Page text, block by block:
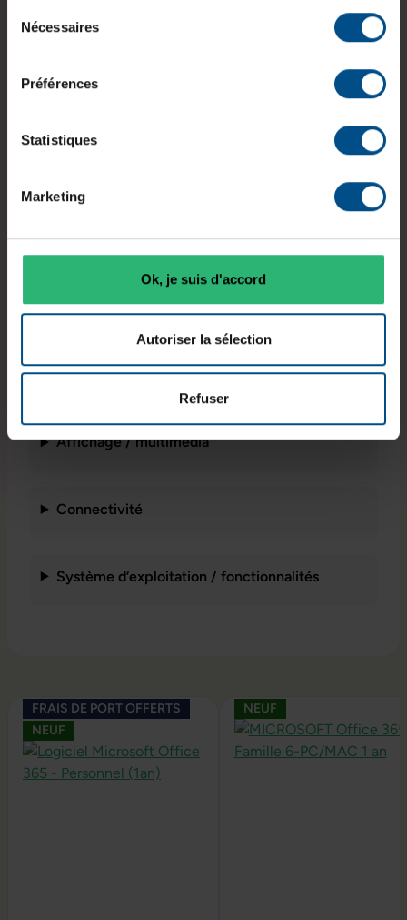
Nécessaires
Préférences
Statistiques
Marketing
Ok, je suis d'accord
Autoriser la sélection
Refuser
13,3 pouces
Mémoire
16 Go DDR4
Stockage
Windows 11
Professionne
es
audio
Caractéristiques principales
Affichage / multimédia
Connectivité
Système d’exploitation / fonctionnalités
Ignorer la galerie de produits
FRAIS DE PORT OFFERTS
NEUF
NEUF